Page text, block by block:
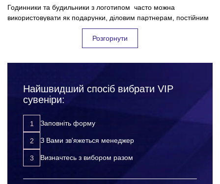
Годинники та будильники з логотипом часто можна
використовувати як подарунки, діловим партнерам, постійним
клієнтам або інвесторам. Ексклюзивні подарунки з логотипом
будуть нагадуванням про вашу компанію. Корпорація 12
пропонує широкий вибір дорогих подарунків із нанесенням
менеджери допоможуть підібрати вам ідеальний варіант
годинника та будильника з нанесенням для будь-яких цілей.
Наша співпраця не тільки принесе вам задоволення, але й
багато вигод:
у нас ви отримуєте ексклюзивні годинники та будильники
високої якості з оригінальним дизайном та широким
вибором методів нанесення;
професійний підхід до виконання замовлень;
Розгорнути
Найшвидший спосіб вибрати VIP
сувеніри:
Заповніть форму
З Вами зв'яжеться менеджер
Визначтесь з вибором разом